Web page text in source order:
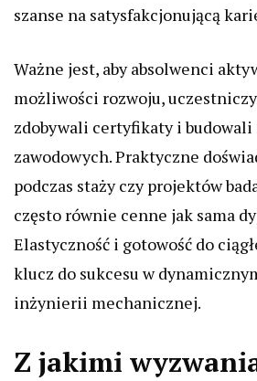
szanse na satysfakcjonującą
Ważne jest, aby absolwenci
możliwości rozwoju,
zdobywali certyfikaty i
zawodowych. Praktyczne
podczas staży czy projektów
często równie cenne jak sama
Elastyczność i gotowość do
klucz do sukcesu w
inżynierii mechanicznej.
Z jakimi